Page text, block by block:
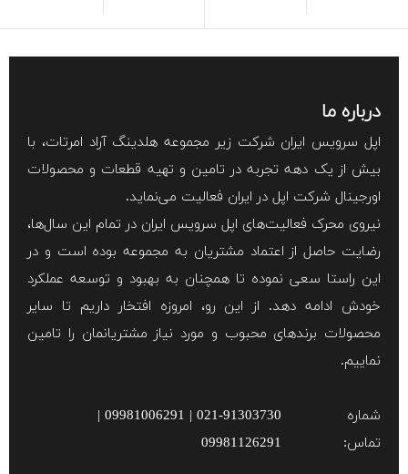
درباره ما
اپل سرویس ایران شرکت زیر مجموعه هلدینگ آراد امرتات، با
بیش از یک دهه تجربه در تامین و تهیه قطعات و محصولات
اورجینال شرکت اپل در ایران فعالیت می‌نماید.
نیروی محرک فعالیت‌های اپل سرویس ایران در تمام این سال‌ها،
رضایت حاصل از اعتماد مشتریان به مجموعه بوده است و در
این راستا سعی نموده تا همچنان به بهبود و توسعه عملکرد
خودش ادامه دهد. از این رو، امروزه افتخار داریم تا سایر
محصولات برند‌های محبوب و مورد نیاز مشتریانمان را تامین
نماییم.
شماره
تماس:
021-91303730 | 09981006291 |
09981126291